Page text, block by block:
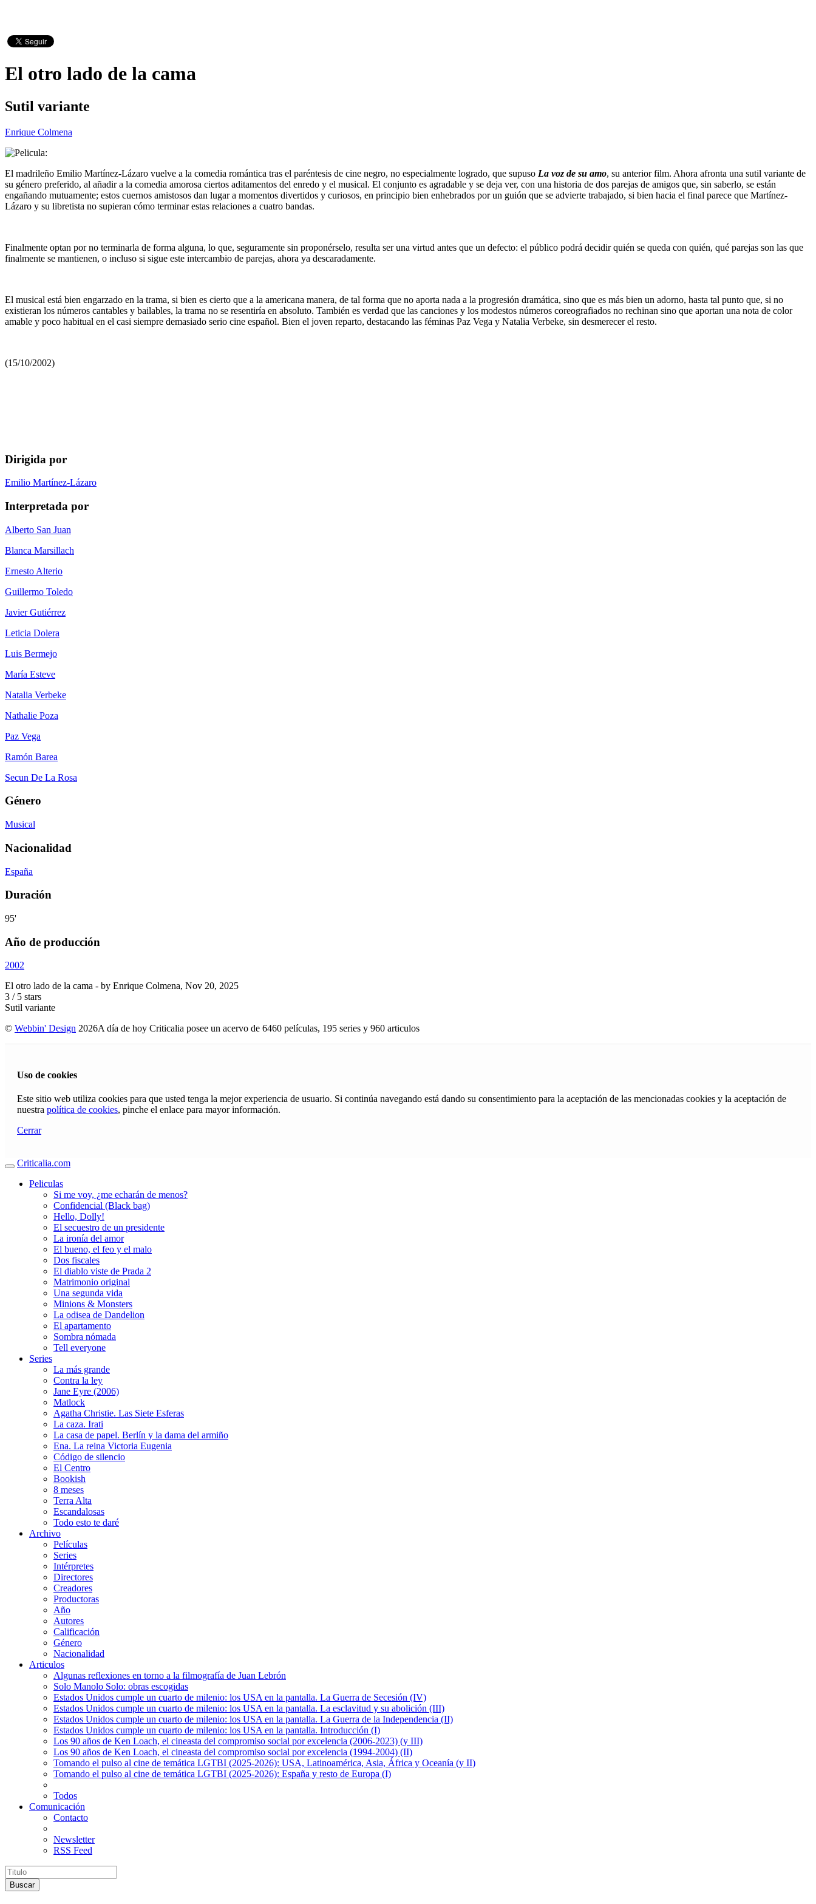
El otro lado de la cama
Sutil variante
Enrique Colmena
El madrileño Emilio Martínez-Lázaro vuelve a la comedia romántica tras el paréntesis de cine negro, no especialmente logrado, que supuso La voz de su amo, su anterior film. Ahora afronta una sutil variante de
su género preferido, al añadir a la comedia amorosa ciertos aditamentos del enredo y el musical. El conjunto es agradable y se deja ver, con una historia de dos parejas de amigos que, sin saberlo, se están
engañando mutuamente; estos cuernos amistosos dan lugar a momentos divertidos y curiosos, en principio bien enhebrados por un guión que se advierte trabajado, si bien hacia el final parece que Martínez-
Lázaro y su libretista no supieran cómo terminar estas relaciones a cuatro bandas.
Finalmente optan por no terminarla de forma alguna, lo que, seguramente sin proponérselo, resulta ser una virtud antes que un defecto: el público podrá decidir quién se queda con quién, qué parejas son las que
finalmente se mantienen, o incluso si sigue este intercambio de parejas, ahora ya descaradamente.
El musical está bien engarzado en la trama, si bien es cierto que a la americana manera, de tal forma que no aporta nada a la progresión dramática, sino que es más bien un adorno, hasta tal punto que, si no
existieran los números cantables y bailables, la trama no se resentiría en absoluto. También es verdad que las canciones y los modestos números coreografiados no rechinan sino que aportan una nota de color
amable y poco habitual en el casi siempre demasiado serio cine español. Bien el joven reparto, destacando las féminas Paz Vega y Natalia Verbeke, sin desmerecer el resto.
(15/10/2002)
Dirigida por
Emilio Martínez-Lázaro
Interpretada por
Alberto San Juan
Blanca Marsillach
Ernesto Alterio
Guillermo Toledo
Javier Gutiérrez
Leticia Dolera
Luis Bermejo
María Esteve
Natalia Verbeke
Nathalie Poza
Paz Vega
Ramón Barea
Secun De La Rosa
Género
Musical
Nacionalidad
España
Duración
95'
Año de producción
2002
El otro lado de la cama - by Enrique Colmena, Nov 20, 2025
3 / 5 stars
Sutil variante
© Webbin' Design 2026A día de hoy Criticalia posee un acervo de 6460 películas, 195 series y 960 articulos
Uso de cookies
Este sitio web utiliza cookies para que usted tenga la mejor experiencia de usuario. Si continúa navegando está dando su consentimiento para la aceptación de las mencionadas cookies y la aceptación de
nuestra política de cookies, pinche el enlace para mayor información.
Cerrar
Criticalia.com
Peliculas
Si me voy, ¿me echarán de menos?
Confidencial (Black bag)
Hello, Dolly!
El secuestro de un presidente
La ironía del amor
El bueno, el feo y el malo
Dos fiscales
El diablo viste de Prada 2
Matrimonio original
Una segunda vida
Minions & Monsters
La odisea de Dandelion
El apartamento
Sombra nómada
Tell everyone
Series
La más grande
Contra la ley
Jane Eyre (2006)
Matlock
Agatha Christie. Las Siete Esferas
La caza. Irati
La casa de papel. Berlín y la dama del armiño
Ena. La reina Victoria Eugenia
Código de silencio
El Centro
Bookish
8 meses
Terra Alta
Escandalosas
Todo esto te daré
Archivo
Películas
Series
Intérpretes
Directores
Creadores
Productoras
Año
Autores
Calificación
Género
Nacionalidad
Articulos
Algunas reflexiones en torno a la filmografía de Juan Lebrón
Solo Manolo Solo: obras escogidas
Estados Unidos cumple un cuarto de milenio: los USA en la pantalla. La Guerra de Secesión (IV)
Estados Unidos cumple un cuarto de milenio: los USA en la pantalla. La esclavitud y su abolición (III)
Estados Unidos cumple un cuarto de milenio: los USA en la pantalla. La Guerra de la Independencia (II)
Estados Unidos cumple un cuarto de milenio: los USA en la pantalla. Introducción (I)
Los 90 años de Ken Loach, el cineasta del compromiso social por excelencia (2006-2023) (y III)
Los 90 años de Ken Loach, el cineasta del compromiso social por excelencia (1994-2004) (II)
Tomando el pulso al cine de temática LGTBI (2025-2026): USA, Latinoamérica, Asia, África y Oceanía (y II)
Tomando el pulso al cine de temática LGTBI (2025-2026): España y resto de Europa (I)
Todos
Comunicación
Contacto
Newsletter
RSS Feed
Buscar